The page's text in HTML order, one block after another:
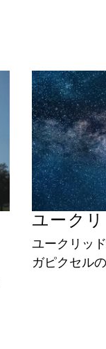
ユーク
ユークリッ
ガピクセル